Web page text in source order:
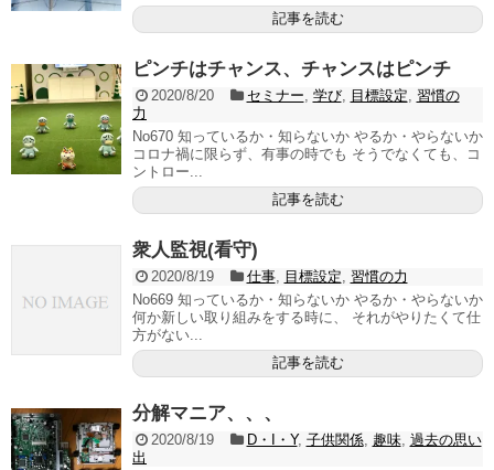
記事を読む
ピンチはチャンス、チャンスはピンチ
2020/8/20 セミナー 学び, 目標設定 習慣の
力
No670 知っているか・知らないか やるか・やらないか
コロナ禍に限らず、有事の時でも そうでなくても、コ
ントロー...
記事を読む
衆人監視(看守)
2020/8/19 仕事, 目標設定 習慣の力
No669 知っているか・知らないか やるか・やらないか
何か新しい取り組みをする時に、 それがやりたくて仕
方がない...
記事を読む
分解マニア、、、
2020/8/19 D・I・Y, 子供関係, 趣味, 過去の思い
出